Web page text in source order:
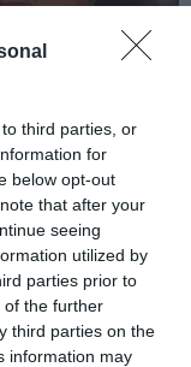
third parties, or
for
below opt-out
that after your
seeing
utilized by
parties prior to
of the further
third parties on the
information may
στην
για τρίτη